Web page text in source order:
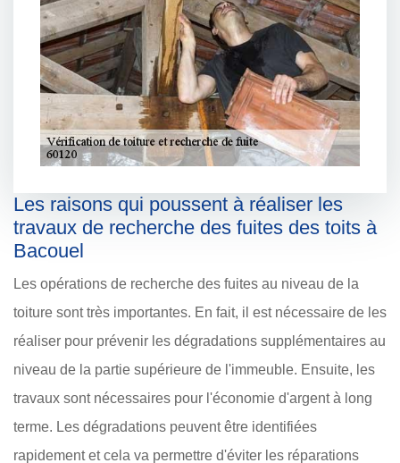
Les raisons qui poussent à réaliser les
travaux de recherche des fuites des toits à
Bacouel
Les opérations de recherche des fuites au niveau de la
toiture sont très importantes. En fait, il est nécessaire de les
réaliser pour prévenir les dégradations supplémentaires au
niveau de la partie supérieure de l'immeuble. Ensuite, les
travaux sont nécessaires pour l'économie d'argent à long
terme. Les dégradations peuvent être identifiées
rapidement et cela va permettre d'éviter les réparations